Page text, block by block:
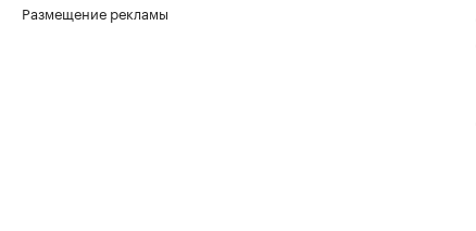
Квартиры в Москве стали
Размещение рекламы